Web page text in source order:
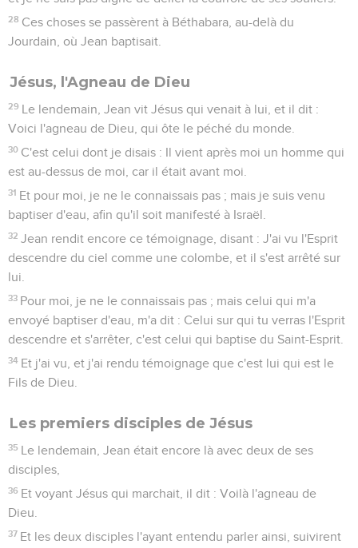
28 Ces choses se passèrent à Béthabara, au-delà du
Jourdain, où Jean baptisait.
Jésus, l'Agneau de Dieu
29 Le lendemain, Jean vit Jésus qui venait à lui, et il dit :
Voici l'agneau de Dieu, qui ôte le péché du monde.
30 C'est celui dont je disais : Il vient après moi un homme qui
est au-dessus de moi, car il était avant moi.
31 Et pour moi, je ne le connaissais pas ; mais je suis venu
baptiser d'eau, afin qu'il soit manifesté à Israël.
32 Jean rendit encore ce témoignage, disant : J'ai vu l'Esprit
descendre du ciel comme une colombe, et il s'est arrêté sur
lui.
33 Pour moi, je ne le connaissais pas ; mais celui qui m'a
envoyé baptiser d'eau, m'a dit : Celui sur qui tu verras l'Esprit
descendre et s'arrêter, c'est celui qui baptise du Saint-Esprit.
34 Et j'ai vu, et j'ai rendu témoignage que c'est lui qui est le
Fils de Dieu.
Les premiers disciples de Jésus
35 Le lendemain, Jean était encore là avec deux de ses
disciples,
36 Et voyant Jésus qui marchait, il dit : Voilà l'agneau de
Dieu.
37 Et les deux disciples l'ayant entendu parler ainsi, suivirent